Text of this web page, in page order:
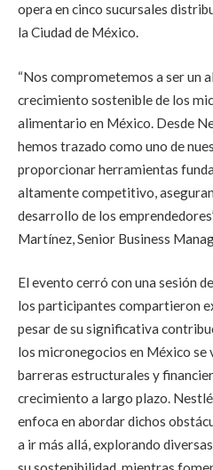
opera en cinco sucursales
la Ciudad de México.
“Nos comprometemos a ser un
crecimiento sostenible de los
alimentario en México. Desde
hemos trazado como uno de
proporcionar herramientas
altamente competitivo,
desarrollo de los
Martínez, Senior Business
El evento cerró con una sesión
los participantes compartieron
pesar de su significativa
los micronegocios en México se
barreras estructurales y
crecimiento a largo plazo.
enfoca en abordar dichos
a ir más allá, explorando